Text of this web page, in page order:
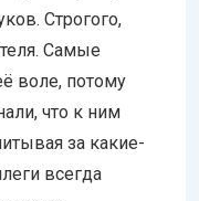
Строгого,
Самые
воле, потому
что к ним
за какие-
всегда